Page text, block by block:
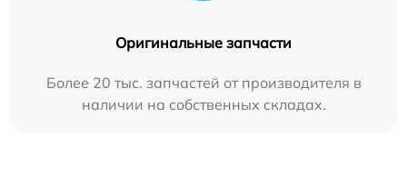
Оригинальные запчасти
Более 20 тыс. запчастей от производителя в
наличии на собственных складах.